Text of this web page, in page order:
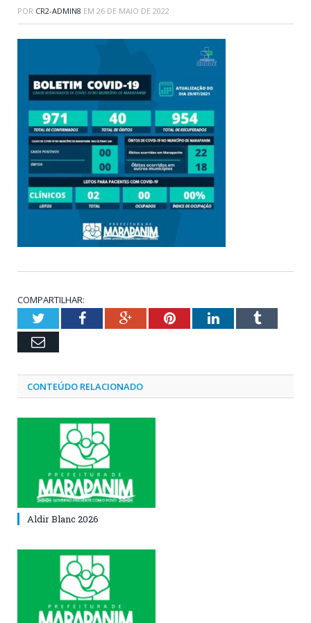
POR CR2-ADMIN8 EM 26 DE MAIO DE 2022
COMPARTILHAR:
TwitterFacebookGoogle+PinterestLinkedInTumblr
Email
CONTEÚDO RELACIONADO
Aldir Blanc 2026